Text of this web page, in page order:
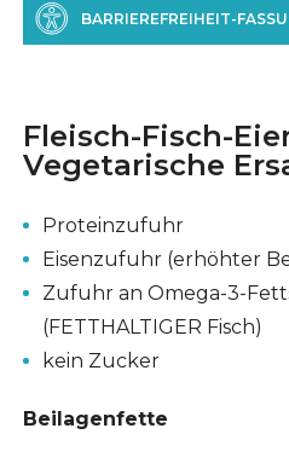
BARRIEREFREIHEIT-
Fleisch-Fisch-
Vegetarische
Proteinzufuhr
Eisenzufuhr (erhöhter
Zufuhr an Omega-3-
(FETTHALTIGER Fisch)
kein Zucker
Beilagenfette